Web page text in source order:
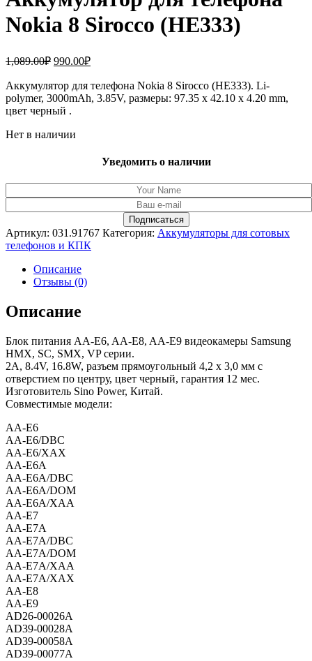
Nokia 8 Sirocco (HE333)
1,089.00₽ Первоначальная
составляла
1,089.00₽.
990.00₽Текущая
990.00₽.
Аккумулятор для телефона Nokia 8 Sirocco (HE333). Li-
polymer, 3000mAh, 3.85V, размеры: 97.35 x 42.10 x 4.20 mm,
цвет черный .
Нет в наличии
Уведомить о наличии
Артикул: 031.91767 Категория: Аккумуляторы для сотовых
телефонов и КПК
Описание
Отзывы (0)
Описание
Блок питания AA-E6, AA-E8, AA-E9 видеокамеры Samsung
HMX, SC, SMX, VP серии.
2A, 8.4V, 16.8W, разъем прямоугольный 4,2 x 3,0 мм с
отверстием по центру, цвет черный, гарантия 12 мес.
Изготовитель Sino Power, Китай.
Совместимые модели:
AA-E6
AA-E6/DBC
AA-E6/XAX
AA-E6A
AA-E6A/DBC
AA-E6A/DOM
AA-E6A/XAA
AA-E7
AA-E7A
AA-E7A/DBC
AA-E7A/DOM
AA-E7A/XAA
AA-E7A/XAX
AA-E8
AA-E9
AD26-00026A
AD39-00028A
AD39-00058A
AD39-00077A